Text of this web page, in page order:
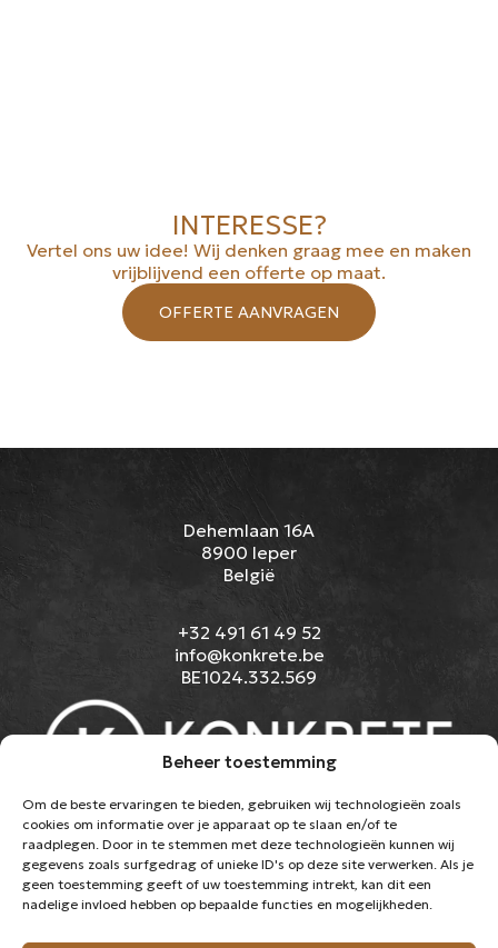
Beheer toestemming
Om de beste ervaringen te bieden, gebruiken wij technologieën zoals
cookies om informatie over je apparaat op te slaan en/of te
raadplegen. Door in te stemmen met deze technologieën kunnen wij
gegevens zoals surfgedrag of unieke ID's op deze site verwerken. Als je
geen toestemming geeft of uw toestemming intrekt, kan dit een
nadelige invloed hebben op bepaalde functies en mogelijkheden.
INTERESSE?
Vertel ons uw idee! Wij denken graag mee en maken
vrijblijvend een offerte op maat.
OFFERTE AANVRAGEN
Dehemlaan 16A
8900 Ieper
België
+32 491 61 49 52
info@konkrete.be
BE1024.332.569
SOORTEN BETONVLOEREN
PROJECTEN
OVER ONS
CONTACT